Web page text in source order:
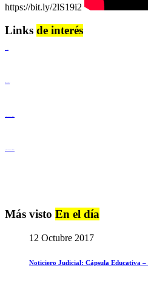
https://bit.ly/2lS19i2
Links de interés
Más visto En el día
12 Octubre 2017
Noticiero Judicial: Cápsula Educativa –